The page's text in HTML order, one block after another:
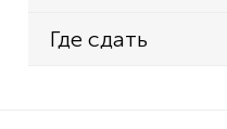
Где сдать